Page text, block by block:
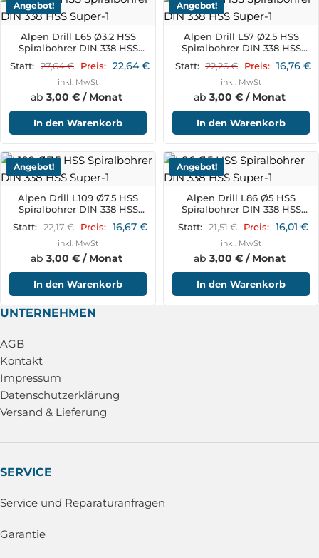
Angebot!
Alpen Drill L65 Ø3,2 HSS
Spiralbohrer DIN 338 HSS
Super
Statt: 27,64€ Preis: 22,64€
inkl. MwSt
ab 3,00 € / Monat
In den Warenkorb
Angebot!
Alpen Drill L57 Ø2,5 HSS
Spiralbohrer DIN 338 HSS
Super
Statt: 22,26€ Preis: 16,76 €
inkl. MwSt
ab 3,00 € / Monat
In den Warenkorb
Angebot!
Alpen Drill L109 Ø7,5 HSS
Spiralbohrer DIN 338 HSS
Super
Statt: 22,17€ Preis: 16,67 €
inkl. MwSt
ab 3,00 € / Monat
In den Warenkorb
Angebot!
Alpen Drill L86 Ø5 HSS
Spiralbohrer DIN 338 HSS
Super
Statt: 21,51€ Preis: 16,01 €
inkl. MwSt
ab 3,00 € / Monat
In den Warenkorb
UNTERNEHMEN
AGB
Kontakt
Impressum
Datenschutzerklärung
Versand & Lieferung
SERVICE
Service und Reparaturanfragen
Garantie